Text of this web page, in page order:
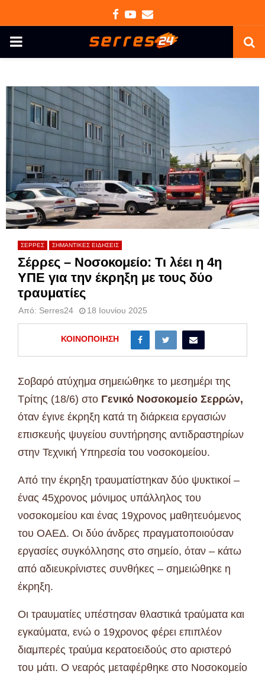
Facebook
Youtube
Email
PRIMARY
ΣΕΡΡΕΣ ΣΗΜΑΝΤΙΚΕΣ ΕΙΔΗΣΕΙΣ
Σέρρες – Νοσοκομείο: Τι λέει η 4η
ΥΠΕ για την έκρηξη με τους δύο
τραυματίες
Από: Serres24 18 Ιουνίου 2025
ΚΟΙΝΟΠΟΊΗΣΗ
Σοβαρό ατύχημα σημειώθηκε το μεσημέρι της
Τρίτης (18/6) στο Γενικό Νοσοκομείο Σερρών,
όταν έγινε έκρηξη κατά τη διάρκεια εργασιών
επισκευής ψυγείου συντήρησης αντιδραστηρίων
στην Τεχνική Υπηρεσία του νοσοκομείου.
Από την έκρηξη τραυματίστηκαν δύο ψυκτικοί –
ένας 45χρονος μόνιμος υπάλληλος του
νοσοκομείου και ένας 19χρονος μαθητευόμενος
του ΟΑΕΔ. Οι δύο άνδρες πραγματοποιούσαν
εργασίες συγκόλλησης στο σημείο, όταν – κάτω
από αδιευκρίνιστες συνθήκες – σημειώθηκε η
έκρηξη.
Οι τραυματίες υπέστησαν θλαστικά τραύματα και
εγκαύματα, ενώ ο 19χρονος φέρει επιπλέον
διαμπερές τραύμα κερατοειδούς στο αριστερό
του μάτι. Ο νεαρός μεταφέρθηκε στο Νοσοκομείο